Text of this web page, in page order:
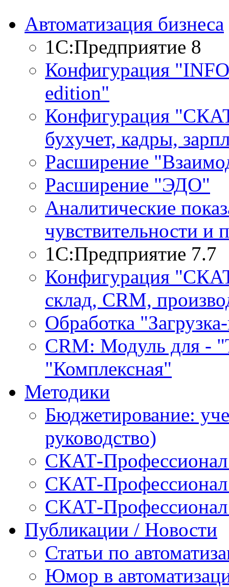
Автоматизация бизнеса
1С:Предприятие 8
Конфигурация
edition"
Конфигурация
бухучет, кадры,
Расширение
Расширение "ЭДО"
Аналитические
чувствительности и
1С:Предприятие 7.7
Конфигурация
склад, CRM,
Обработка
CRM: Модуль для -
"Комплексная"
Методики
Бюджетирование:
руководство)
СКАТ-
СКАТ-
СКАТ-
Публикации / Новости
Статьи по
Юмор в